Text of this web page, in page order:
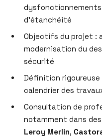
dysfonctionnements
d’étanchéité
Objectifs du projet :
modernisation du
sécurité
Définition
calendrier des
Consultation de
notamment dans
Leroy Merlin,